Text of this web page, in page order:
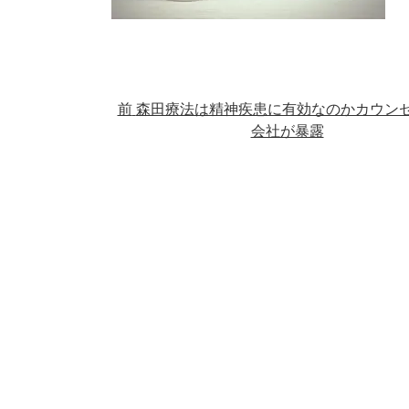
前 森田療法は精神疾患に有効なのかカウン
会社が暴露